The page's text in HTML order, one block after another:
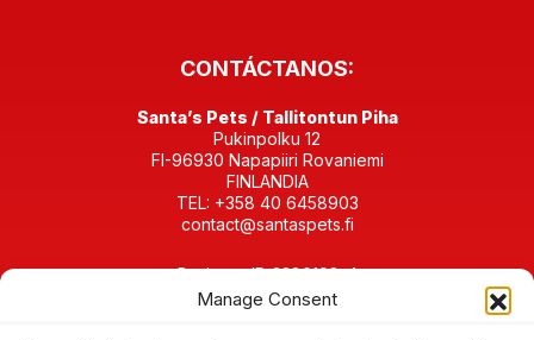
Manage Consent
CONTÁCTANOS:
Santa’s Pets / Tallitontun Piha
Pukinpolku 12
FI-96930 Napapiiri Rovaniemi
FINLANDIA
TEL: +358 40 6458903
contact@santaspets.fi
Business ID 2280198-4